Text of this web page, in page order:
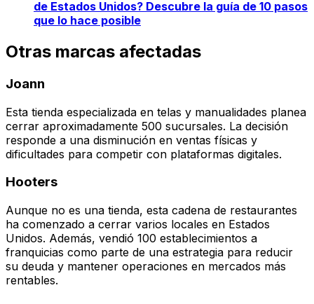
de Estados Unidos? Descubre la guía de 10 pasos
que lo hace posible
Otras marcas afectadas
Joann
Esta tienda especializada en telas y manualidades planea
cerrar aproximadamente 500 sucursales. La decisión
responde a una disminución en ventas físicas y
dificultades para competir con plataformas digitales.
Hooters
Aunque no es una tienda, esta cadena de restaurantes
ha comenzado a cerrar varios locales en Estados
Unidos. Además, vendió 100 establecimientos a
franquicias como parte de una estrategia para reducir
su deuda y mantener operaciones en mercados más
rentables.